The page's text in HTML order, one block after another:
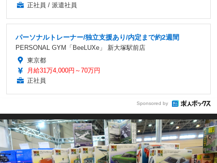
正社員 / 派遣社員
パーソナルトレーナー/独立支援あり/内定まで約2週間
PERSONAL GYM「BeeLUXe」 新大塚駅前店
東京都
月給31万4,000円～70万円
正社員
Sponsored by